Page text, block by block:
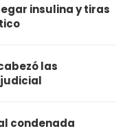
insulina y tiras
las
condenada